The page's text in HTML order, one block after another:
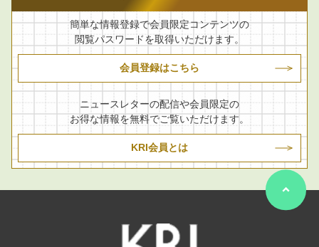
簡単な情報登録で会員限定コンテンツの
閲覧パスワードを取得いただけます。
会員登録はこちら
ニュースレターの配信や会員限定の
お得な情報を無料でご覧いただけます。
KRI会員とは